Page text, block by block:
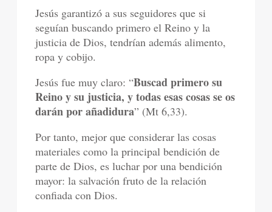
Jesús garantizó a sus seguidores que si
seguían buscando primero el Reino y la
justicia de Dios, tendrían además alimento,
ropa y cobijo.
Jesús fue muy claro: “Buscad primero su
Reino y su justicia, y todas esas cosas se os
darán por añadidura” (Mt 6,33).
Por tanto, mejor que considerar las cosas
materiales como la principal bendición de
parte de Dios, es luchar por una bendición
mayor: la salvación fruto de la relación
confiada con Dios.